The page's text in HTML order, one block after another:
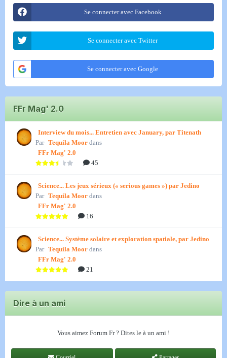
Se connecter avec Facebook
Se connecter avec Twitter
Se connecter avec Google
FFr Mag' 2.0
Interview du mois... Entretien avec January, par Titenath
Par Tequila Moor dans
FFr Mag' 2.0
45
Science... Les jeux sérieux (« serious games ») par Jedino
Par Tequila Moor dans
FFr Mag' 2.0
16
Science... Système solaire et exploration spatiale, par Jedino
Par Tequila Moor dans
FFr Mag' 2.0
21
Dire à un ami
Vous aimez Forum Fr ? Dites le à un ami !